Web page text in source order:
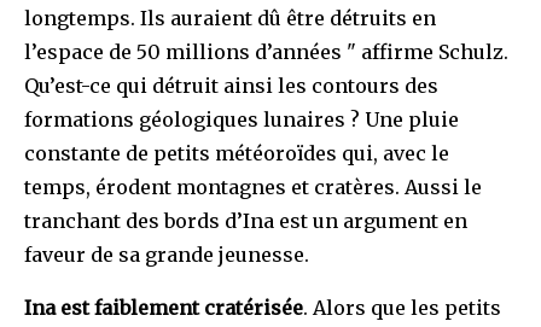
longtemps. Ils auraient dû être détruits en
l’espace de 50 millions d’années " affirme Schulz.
Qu’est-ce qui détruit ainsi les contours des
formations géologiques lunaires ? Une pluie
constante de petits météoroïdes qui, avec le
temps, érodent montagnes et cratères. Aussi le
tranchant des bords d’Ina est un argument en
faveur de sa grande jeunesse.
Ina est faiblement cratérisée. Alors que les petits